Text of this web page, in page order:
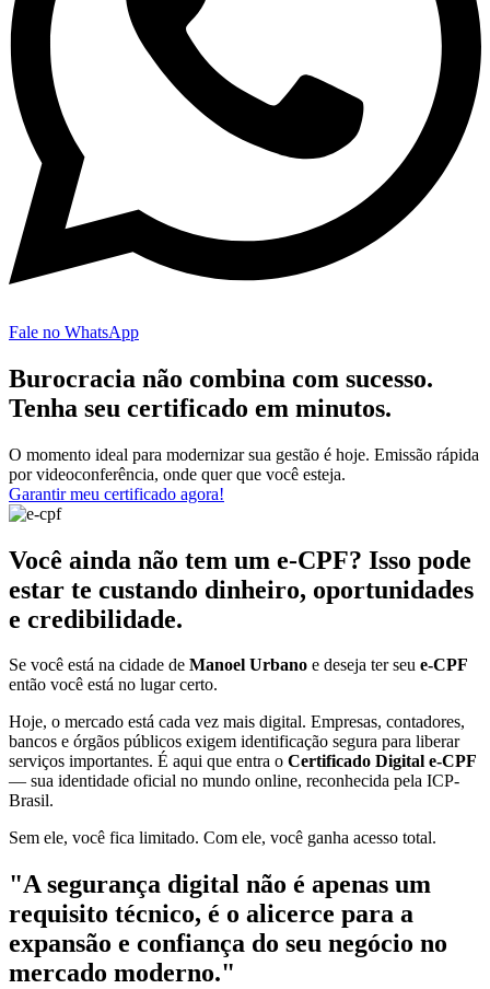
Fale no WhatsApp
Burocracia não combina com sucesso.
Tenha seu certificado em minutos.
O momento ideal para modernizar sua gestão é hoje. Emissão rápida
por videoconferência, onde quer que você esteja.
Garantir meu certificado agora!
Você ainda não tem um e-CPF? Isso pode
estar te custando dinheiro, oportunidades
e credibilidade.
Se você está na cidade de Manoel Urbano e deseja ter seu e-CPF
então você está no lugar certo.
Hoje, o mercado está cada vez mais digital. Empresas, contadores,
bancos e órgãos públicos exigem identificação segura para liberar
serviços importantes. É aqui que entra o Certificado Digital e-CPF
— sua identidade oficial no mundo online, reconhecida pela ICP-
Brasil.
Sem ele, você fica limitado. Com ele, você ganha acesso total.
"A segurança digital não é apenas um
requisito técnico, é o alicerce para a
expansão e confiança do seu negócio no
mercado moderno."